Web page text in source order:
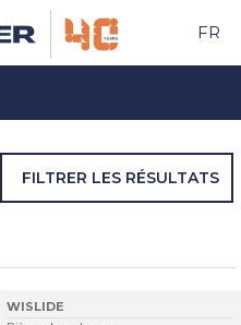
FR
FILTRER LES RÉSULTATS
WISLIDE